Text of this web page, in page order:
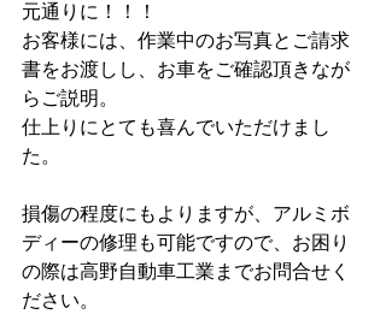
元通りに！！！
お客様には、作業中のお写真とご請求
書をお渡しし、お車をご確認頂きなが
らご説明。
仕上りにとても喜んでいただけまし
た。
損傷の程度にもよりますが、アルミボ
ディーの修理も可能ですので、お困り
の際は高野自動車工業までお問合せく
ださい。